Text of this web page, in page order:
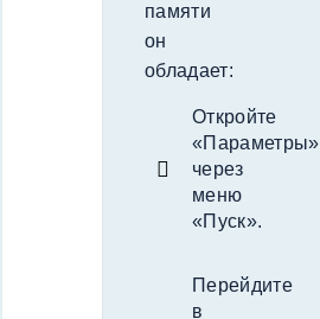
памяти
он
обладает:
Откройте
«Параметры»
через
меню
«Пуск».
Перейдите
в